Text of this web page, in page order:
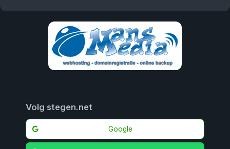
Volg stegen.net
Google